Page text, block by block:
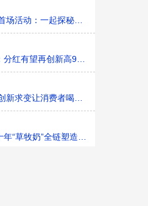
场活动：一起探秘家门口的“魔法花园”
红有望再创新高9%利润率目标不变
新求变让消费者喝上奶、喝好奶、喝
“草牧奶”全链塑造有机新矩阵